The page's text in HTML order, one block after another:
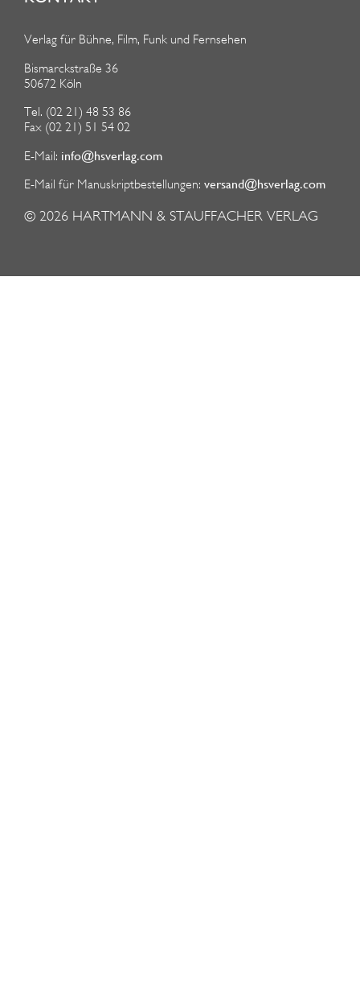
Verlag für Bühne, Film, Funk und Fernsehen
Bismarckstraße 36
50672 Köln
Tel. (02 21) 48 53 86
Fax (02 21) 51 54 02
E-Mail: info@hsverlag.com
E-Mail für Manuskriptbestellungen: versand@hsverlag.com
© 2026 HARTMANN & STAUFFACHER VERLAG